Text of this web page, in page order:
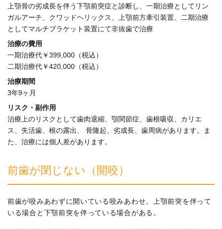
上顎骨の劣成長を伴う下顎前突症と診断し、一期治療としてリン
ガルアーチ、クワッドヘリックス、上顎前方牽引装置、二期治療
としてマルチブラケット装置にて非抜歯で治療
治療の費用
一期治療代￥399,000（税込）
二期治療代￥420,000（税込）
治療期間
3年9ヶ月
リスク・副作用
治療上のリスクとして歯肉退縮、顎関節症、歯根吸収、カリエ
ス、失活歯、根の露出、 骨隆起、劣成長、歯周病があります。ま
た、治療には個人差があります。
前歯が閉じない（開咬）
前歯が咬みあわずに開いている咬みあわせ。上顎前突を伴って
いる場合と下顎前突を伴っている場合がある。